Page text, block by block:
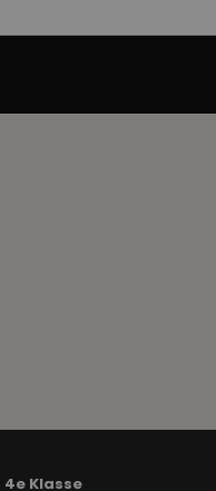
4e Klasse